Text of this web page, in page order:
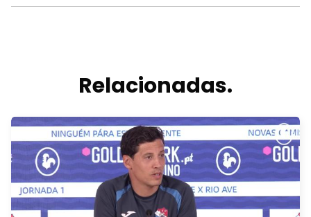
Relacionadas.